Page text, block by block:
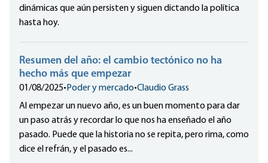
dinámicas que aún persisten y siguen dictando la política
hasta hoy.
Resumen del año: el cambio tectónico no ha
hecho más que empezar
01/08/2025• Poder y mercado•Claudio Grass
Al empezar un nuevo año, es un buen momento para dar
un paso atrás y recordar lo que nos ha enseñado el año
pasado. Puede que la historia no se repita, pero rima, como
dice el refrán, y el pasado es...